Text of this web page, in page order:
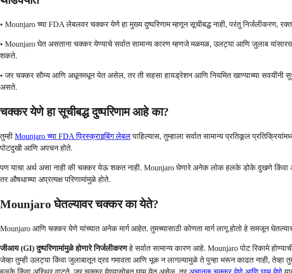
• Mounjaro च्या FDA लेबलवर चक्कर येणे हा मुख्य दुष्परिणाम म्हणून सूचीबद्ध नाही, परंतु निर्जलीकरण,
• Mounjaro घेत असताना चक्कर येण्याचे सर्वात सामान्य कारण म्हणजे मळमळ, उलट्या आणि जुलाब
शकते.
• जर चक्कर सौम्य आणि अधूनमधून येत असेल, तर ती सहसा हायड्रेशन आणि नियमित खाण्याच्या सवयींनी
असते.
चक्कर येणे हा सूचीबद्ध दुष्परिणाम आहे का?
तुम्ही Mounjaro च्या FDA प्रिस्क्राइबिंग लेबलपाहिल्यास, तुम्हाला सर्वात सामान्य प्रतिकूल
पोटदुखी आणि अपचन होते.
पण याचा अर्थ असा नाही की चक्कर येऊ शकत नाही. Mounjaro घेणारे अनेक लोक हलके डोके दुखणे किंवा
तर औषधाच्या अप्रत्यक्ष परिणामांमुळे होते.
Mounjaro घेतल्यावर चक्कर का येते?
Mounjaro आणि चक्कर येणे यांच्यात अनेक मार्ग आहेत. तुमच्यासाठी कोणता मार्ग लागू होतो हे समजून
जीआय (GI) दुष्परिणामांमुळे होणारे निर्जलीकरणहे सर्वात सामान्य कारण आहे. Mounjaro पोट रिकामे
जेव्हा तुम्ही उलट्या किंवा जुलाबातून द्रव गमावता आणि भूक न लागल्यामुळे ते पुन्हा भरून काढत नाही, तेव्हा